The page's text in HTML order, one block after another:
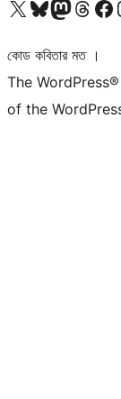
আমাদের X (আগের টুইটার) অ্যাকাউন্টে যানআমাদের Bluesky অ্যাকাউন্টটি দেখুনআমাদের মাস্টোডন অ্যাকাউন্টটি দেখুনআমাদের থ্রেডস অ্যাকাউন্টটি দেখুনআমাদের ফেসবুক
কোড কবিতার মত ।
The
of the